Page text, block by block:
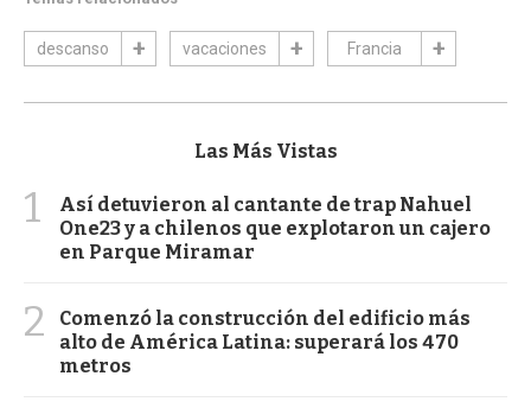
descanso vacaciones Francia
Las Más Vistas
1
Así detuvieron al cantante de trap Nahuel
One23 y a chilenos que explotaron un cajero
en Parque Miramar
2
Comenzó la construcción del edificio más
alto de América Latina: superará los 470
metros